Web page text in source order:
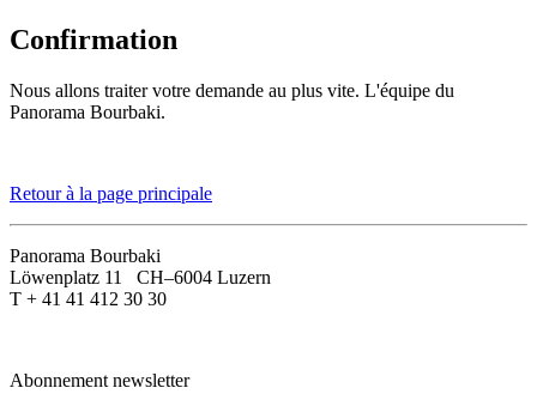
Confirmation
Nous allons traiter votre demande au plus vite. L'équipe du
Panorama Bourbaki.
Retour à la page principale
Panorama Bourbaki
Löwenplatz 11 CH–6004 Luzern
T + 41 41 412 30 30
Abonnement newsletter